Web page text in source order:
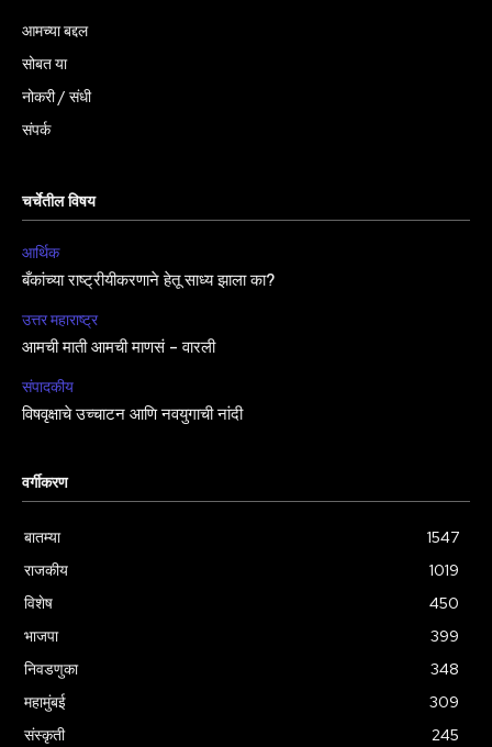
आमच्या बद्दल
सोबत या
नोकरी / संधी
संपर्क
चर्चेतील विषय
आर्थिक
बँकांच्या राष्ट्रीयीकरणाने हेतू साध्य झाला का?
उत्तर महाराष्ट्र
आमची माती आमची माणसं – वारली
संपादकीय
विषवृक्षाचे उच्चाटन आणि नवयुगाची नांदी
वर्गीकरण
बातम्या
1547
राजकीय
1019
विशेष
450
भाजपा
399
निवडणुका
348
महामुंबई
309
संस्कृती
245